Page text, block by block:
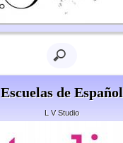
Escuelas de Español
L V Studio